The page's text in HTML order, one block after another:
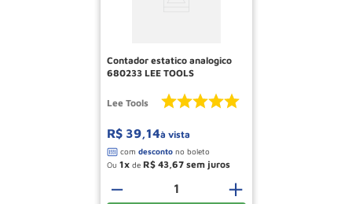
Contador estatico analogico
680233 LEE TOOLS
Lee Tools
R$ 39,14à vista
Ou 1 de R$ 43,67
＋
－